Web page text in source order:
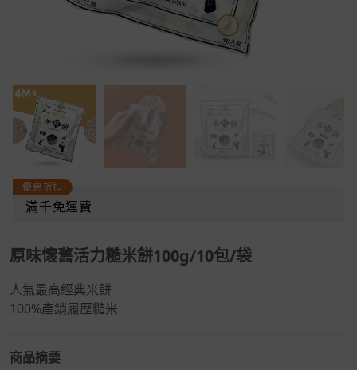
優惠折扣
滿千免運費
原味懷舊活力糙米餅100g/10包/袋
人氣最高經典米餅
100%產銷履歷糙米
商品摘要